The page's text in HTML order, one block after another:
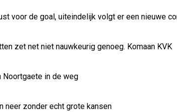
voor de goal, uiteindelijk volgt er een nieuwe
zet net niet nauwkeurig genoeg. Komaan KVK
Noortgaete in de weg
neer zonder echt grote kansen